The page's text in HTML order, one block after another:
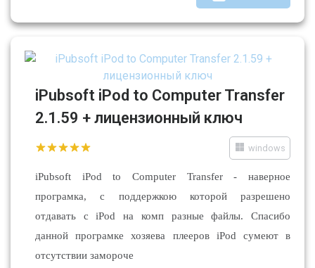
iPubsoft iPod to Computer Transfer
2.1.59 + лицензионный ключ
windows
iPubsoft iPod to Computer Transfer - наверное
програмка, с поддержкою которой разрешено
отдавать с iPod на комп разные файлы. Спасибо
данной програмке хозяева плееров iPod сумеют в
отсутствии замороче